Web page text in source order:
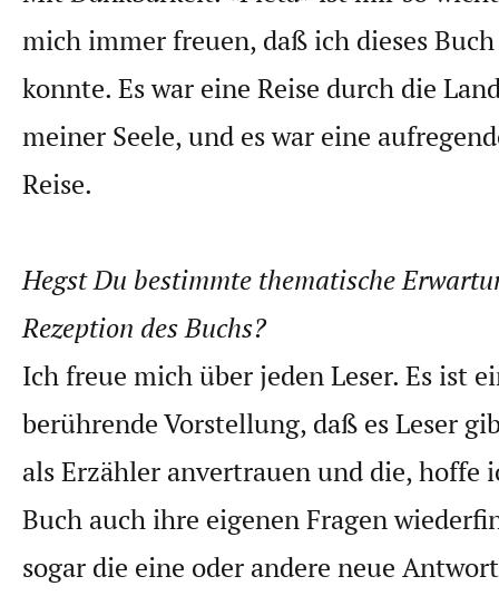
mich immer freuen, daß ich dieses
konnte. Es war eine Reise durch die
meiner Seele, und es war eine
Reise.
Hegst Du bestimmte thematische
Rezeption des Buchs?
Ich freue mich über jeden Leser. Es ist
berührende Vorstellung, daß es Leser
als Erzähler anvertrauen und die, hoffe
Buch auch ihre eigenen Fragen
sogar die eine oder andere neue